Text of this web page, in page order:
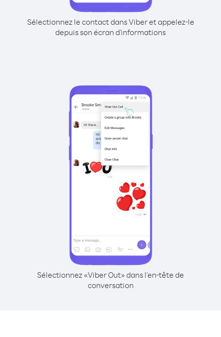
Sélectionnez le contact dans Viber et appelez-le
depuis son écran d'informations
Sélectionnez «Viber Out» dans l'en-tête de
conversation